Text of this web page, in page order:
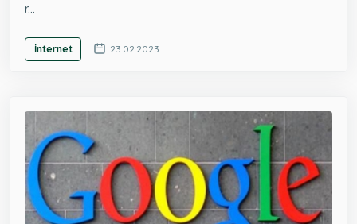
r...
İnternet 23.02.2023